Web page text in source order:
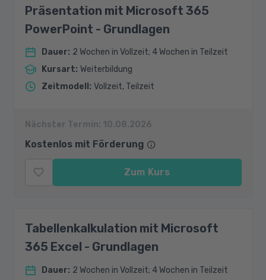
Präsentation mit Microsoft 365
PowerPoint - Grundlagen
Dauer: 2 Wochen in Vollzeit; 4 Wochen in Teilzeit
Kursart: Weiterbildung
Zeitmodell : Vollzeit, Teilzeit
Nächster Termin: 10.08.2026
Kostenlos mit Förderung
Zum Kurs
Tabellenkalkulation mit Microsoft
365 Excel - Grundlagen
Dauer: 2 Wochen in Vollzeit; 4 Wochen in Teilzeit